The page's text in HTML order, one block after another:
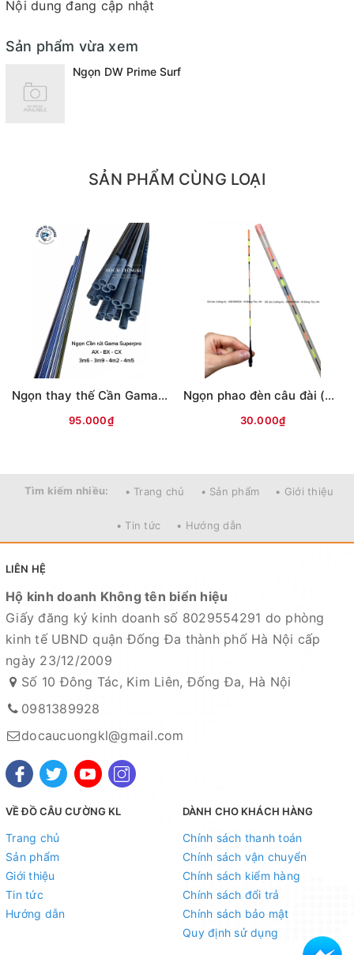
Nội dung đang cập nhật
Sản phẩm vừa xem
Ngọn DW Prime Surf
SẢN PHẨM CÙNG LOẠI
Ngọn thay thế Cần Gama Superpro
95.000₫
Ngọn phao đèn câu đài (Thường/Cảm ứng)
30.000₫
Tìm kiếm nhiều: • Trang chủ • Sản phẩm • Giới thiệu
• Tin tức • Hướng dẫn
LIÊN HỆ
Hộ kinh doanh Không tên biển hiệu
Giấy đăng ký kinh doanh số 8029554291 do phòng
kinh tế UBND quận Đống Đa thành phố Hà Nội cấp
ngày 23/12/2009
Số 10 Đông Tác, Kim Liên, Đống Đa, Hà Nội
0981389928
docaucuongkl@gmail.com
VỀ ĐỒ CÂU CƯỜNG KL
Trang chủ
Sản phẩm
Giới thiệu
Tin tức
Hướng dẫn
DÀNH CHO KHÁCH HÀNG
Chính sách thanh toán
Chính sách vận chuyển
Chính sách kiểm hàng
Chính sách đổi trả
Chính sách bảo mật
Quy định sử dụng